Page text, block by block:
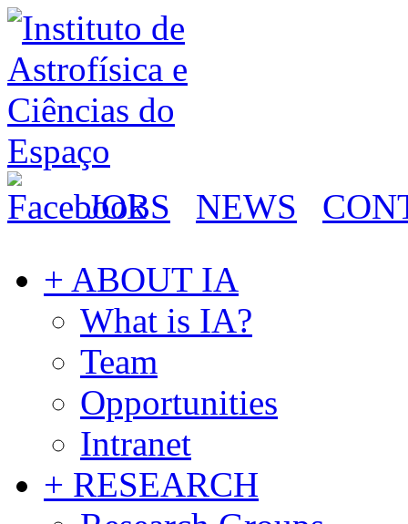
JOBS NEWS
+ ABOUT IA
What is IA?
Team
Opportunities
Intranet
+ RESEARCH